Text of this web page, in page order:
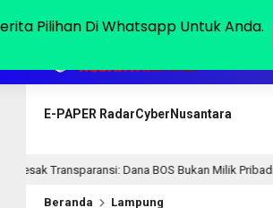
E-PAPER RadarCyberNusantara
Dana BOS Bukan Milik Pribadi, Tapi Milik Publik
Beranda Lampung
Pilihan Di Whatsapp Untuk Anda.